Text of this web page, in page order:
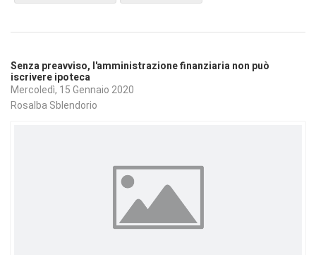
Senza preavviso, l'amministrazione finanziaria non può
iscrivere ipoteca
Mercoledì, 15 Gennaio 2020
Rosalba Sblendorio